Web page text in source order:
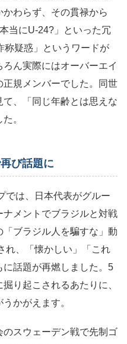
わらず、その貫禄から
当にU-24?」といった冗
称疑惑」というワードが
ろん実際にはオーバーエイ
規メンバーでした。同世
、「同じ年齢とは思えな
。
び話題に
では、日本代表がグルー
メントでブラジルと対戦
ブラジル人を騙すな」動
れ、「懐かしい」「これ
話題が再燃しました。5
り起こされるあたりに、
かがえます。
スウェーデン戦で先制ゴ